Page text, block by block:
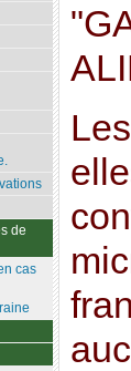
de
cas